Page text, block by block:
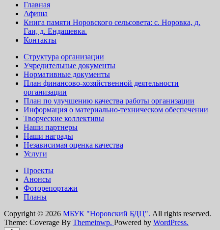
Главная
Афиша
Книга памяти Норовского сельсовета: с. Норовка, д.
Гаи, д. Ендашевка.
Контакты
Структура организации
Учредительные документы
Нормативные документы
План финансово-хозяйственной деятельности
организации
План по улучшению качества работы организации
Информация о материально-техническом обеспечении
Творческие коллективы
Наши партнеры
Наши награды
Независимая оценка качества
Услуги
Проекты
Анонсы
Фоторепортажи
Планы
Copyright © 2026 МБУК "Норовский БДЦ". All rights reserved.
Theme: Coverage By Themeinwp. Powered by WordPress.